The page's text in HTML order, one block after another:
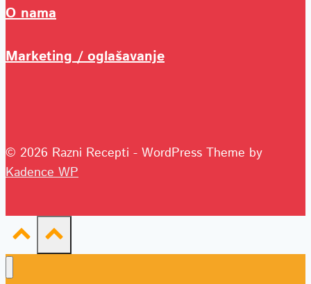
O nama
Marketing / oglašavanje
© 2026 Razni Recepti - WordPress Theme by
Kadence WP